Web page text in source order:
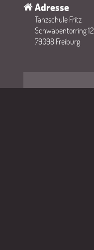
Adresse
Tanzschule Fritz
Schwabentorring 12
79098 Freiburg